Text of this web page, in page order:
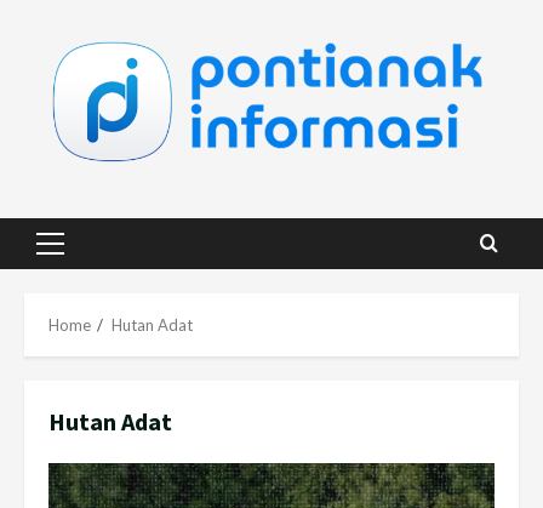
content
Primary
Home Hutan Adat
Hutan Adat